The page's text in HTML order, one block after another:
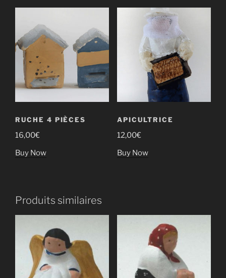
RUCHE 4 PIÈCES
16,00€
Buy Now
APICULTRICE
12,00€
Buy Now
Produits similaires